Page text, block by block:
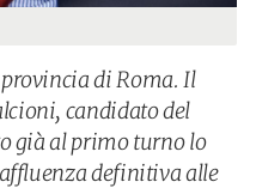
di Roma. Il
candidato del
già al primo turno lo
definitiva alle